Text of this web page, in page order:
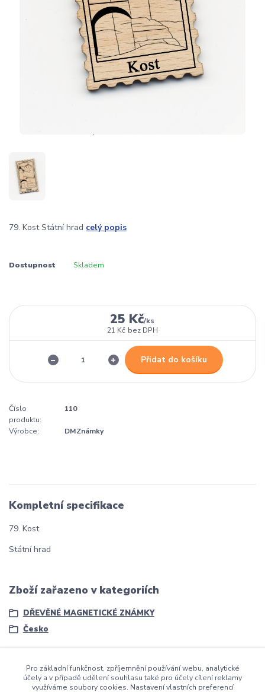
79. Kost Státní hrad celý popis
Dostupnost Skladem
25 Kč/ks
21 Kč bez DPH
Přidat do košíku
Číslo
produktu:
110
Výrobce: DMZnámky
Kompletní specifikace
79. Kost
Státní hrad
Zboží zařazeno v kategoriích
DŘEVĚNÉ MAGNETICKÉ ZNÁMKY
Česko
Pro základní funkčnost, zpříjemnění používání webu, analytické
účely a v případě udělení souhlasu také pro účely cílení reklamy
využíváme soubory cookies. Nastavení vlastních preferencí